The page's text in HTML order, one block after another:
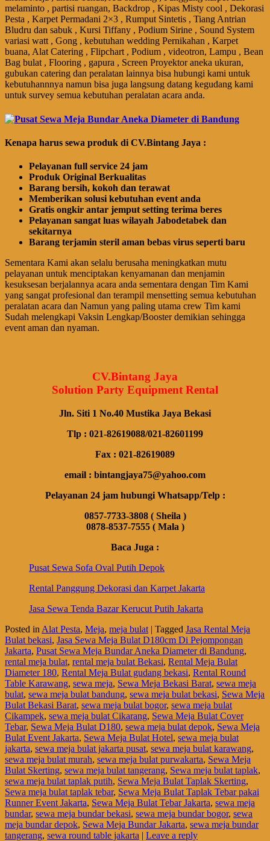
melaminto , partisi ruangan, Backdrop , Kipas Misty cool , Dekorasi
Pesta , Karpet Permadani 2×3 , Rumput Sintetis , Tiang Antrian
Bludru dan sabuk , Kursi Tiffany , Podium Sirine , Sound System
variasi watt , Gong , kebutuhan wedding Pernikahan , Karpet
buana, Alat Catering , Flipchart , Podium , videotron, Lampu , Bean
Bag bulat , Flooring , gapura , Screen Proyektor aneka ukuran,
gubukan catering dan peralatan lainnya bisa hubungi kami untuk
kebutuhannnya namun bisa juga langsung datang kegudang kami
untuk survey semua kebutuhan peralatan acara anda.
Kenapa harus sewa produk di CV.Bintang Jaya :
Pelayanan full service 24 jam
Produk Original Berkualitas
Barang bersih, kokoh dan terawat
Memberikan solusi kebutuhan event anda
Gratis ongkir antar jemput setting terima beres
Pelayanan sangat luas wilayah Jabodetabek dan
sekitarnya
Barang terjamin steril aman bebas virus seperti baru
Sementara Kami akan selalu berusaha meningkatkan mutu
pelayanan untuk menciptakan kenyamanan dan menjamin
kesuksesan berjalannya acara anda sementara dengan Tim Kami
yang sangat profesional dan terampil mensetting semua kebutuhan
peralatan acara dan Namun yang paling utama crew Tim kami
Sudah melengkapi Vaksin Lengkap/Booster demikian sehingga
event aman dan nyaman.
CV.Bintang Jaya
Solution Party Equipment Rental
Jln. Siti 1 No.40 Mustika Jaya Bekasi
Tlp : 021-82619088/021-82601199
Fax : 021-82619089
email : bintangjaya75@yahoo.com
Pelayanan 24 jam hubungi Whatsapp/Telp :
0857-7733-3808 ( Sheila )
0878-8537-7555 ( Mala )
Baca Juga :
Pusat Sewa Sofa Oval Putih Depok
Rental Panggung Dekorasi dan Karpet Jakarta
Jasa Sewa Tenda Bazar Kerucut Putih Jakarta
Posted in Alat Pesta, Meja, meja bulat | Tagged Jasa Rental Meja
Bulat bekasi, Jasa Sewa Meja Bulat D180cm Di Pejompongan
Jakarta, Pusat Sewa Meja Bundar Aneka Diameter di Bandung,
rental meja bulat, rental meja bulat Bekasi, Rental Meja Bulat
Diameter 180, Rental Meja Bulat gudang bekasi, Rental Round
Table Karawang, sewa meja, Sewa Meja Bekasi Barat, sewa meja
bulat, sewa meja bulat bandung, sewa meja bulat bekasi, Sewa Meja
Bulat Bekasi Barat, sewa meja bulat bogor, sewa meja bulat
Cikampek, sewa meja bulat Cikarang, Sewa Meja Bulat Cover
Tebar, Sewa Meja Bulat D180, sewa meja bulat depok, Sewa Meja
Bulat Event Jakarta, Sewa Meja Bulat Hotel, sewa meja bulat
jakarta, sewa meja bulat jakarta pusat, sewa meja bulat karawang,
sewa meja bulat murah, sewa meja bulat purwakarta, Sewa Meja
Bulat Skerting, sewa meja bulat tangerang, Sewa meja bulat taplak,
sewa meja bulat taplak putih, Sewa Meja Bulat Taplak Skerting,
Sewa meja bulat taplak tebar, Sewa Meja Bulat Taplak Tebar pakai
Runner Event Jakarta, Sewa Meja Bulat Tebar Jakarta, sewa meja
bundar, sewa meja bundar bekasi, sewa meja bundar bogor, sewa
meja bundar depok, Sewa Meja Bundar Jakarta, sewa meja bundar
tangerang, sewa round table jakarta | Leave a reply